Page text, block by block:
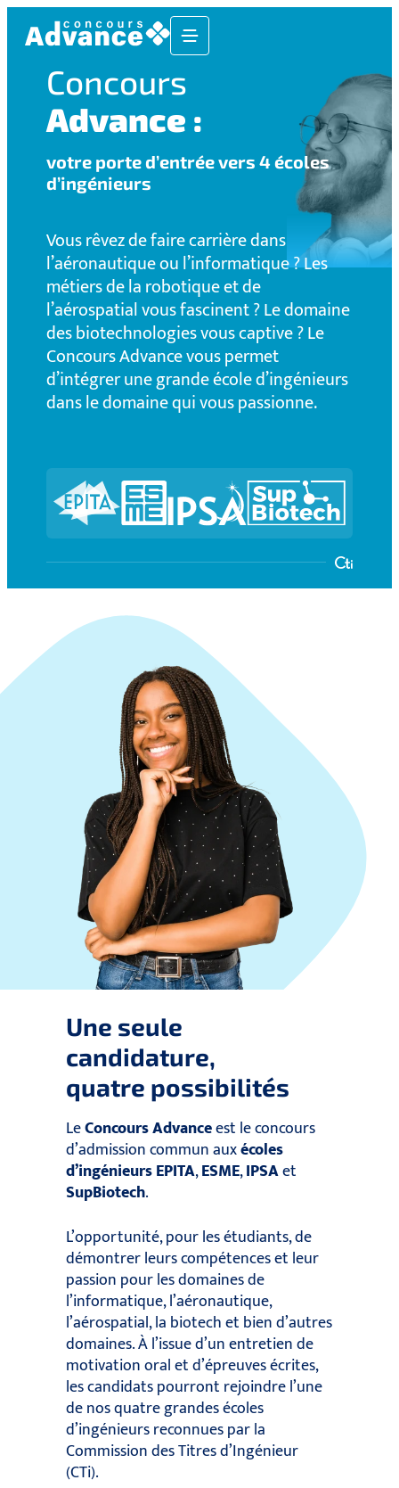
Concours
Advance :
votre porte d’entrée vers 4 écoles
d’ingénieurs
Vous rêvez de faire carrière dans
l’aéronautique ou l’informatique ? Les
métiers de la robotique et de
l’aérospatial vous fascinent ? Le domaine
des biotechnologies vous captive ? Le
Concours Advance vous permet
d’intégrer une grande école d’ingénieurs
dans le domaine qui vous passionne.
Une seule
candidature,
quatre possibilités
LeConcours Advanceest le concours
d’admission commun auxécoles
d’ingénieursEPITA,ESME,IPSAet
SupBiotech.
L’opportunité, pour les étudiants, de
démontrer leurs compétences et leur
passion pour les domaines de
l’informatique, l’aéronautique,
l’aérospatial, la biotech et bien d’autres
domaines. À l’issue d’un entretien de
motivation oral et d’épreuves écrites,
les candidats pourront rejoindre l’une
de nos quatre grandes écoles
d’ingénieurs reconnues par la
Commission des Titres d’Ingénieur
(CTi).